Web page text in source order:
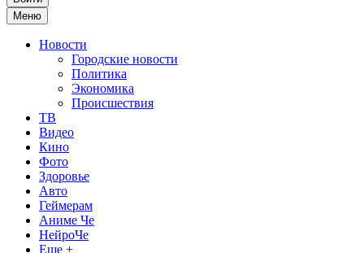
Меню
Новости
Городские новости
Политика
Экономика
Происшествия
ТВ
Видео
Кино
Фото
Здоровье
Авто
Геймерам
Аниме Че
НейроЧе
Еще +